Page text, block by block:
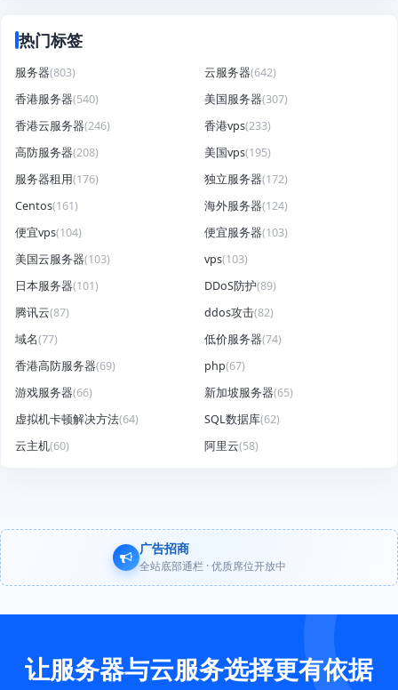
热门标签
服务器(803) 云服务器(642)
香港服务器(540) 美国服务器(307)
香港云服务器(246) 香港vps(233)
高防服务器(208) 美国vps(195)
服务器租用(176) 独立服务器(172)
Centos(161) 海外服务器(124)
便宜vps(104) 便宜服务器(103)
美国云服务器(103) vps(103)
日本服务器(101) DDoS防护(89)
腾讯云(87) ddos攻击(82)
域名(77) 低价服务器(74)
香港高防服务器(69) php(67)
游戏服务器(66) 新加坡服务器(65)
虚拟机卡顿解决方法(64) SQL数据库(62)
云主机(60) 阿里云(58)
广告招商
全站底部通栏 · 优质席位开放中
让服务器与云服务选择更有依据